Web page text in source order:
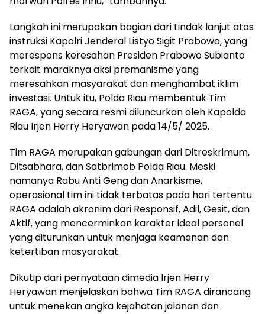
Langkah ini merupakan bagian dari tindak lanjut atas
instruksi Kapolri Jenderal Listyo Sigit Prabowo, yang
merespons keresahan Presiden Prabowo Subianto
terkait maraknya aksi premanisme yang
meresahkan masyarakat dan menghambat iklim
investasi. Untuk itu, Polda Riau membentuk Tim
RAGA, yang secara resmi diluncurkan oleh Kapolda
Riau Irjen Herry Heryawan pada 14/5/ 2025.
Tim RAGA merupakan gabungan dari Ditreskrimum,
Ditsabhara, dan Satbrimob Polda Riau. Meski
namanya Rabu Anti Geng dan Anarkisme,
operasional tim ini tidak terbatas pada hari tertentu.
RAGA adalah akronim dari Responsif, Adil, Gesit, dan
Aktif, yang mencerminkan karakter ideal personel
yang diturunkan untuk menjaga keamanan dan
ketertiban masyarakat.
Dikutip dari pernyataan dimedia Irjen Herry
Heryawan menjelaskan bahwa Tim RAGA dirancang
untuk menekan angka kejahatan jalanan dan